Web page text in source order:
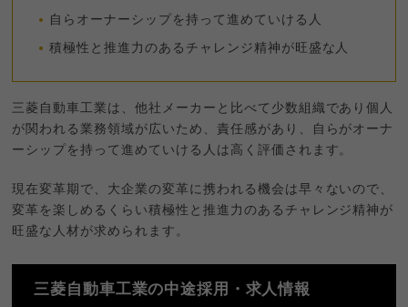
自らオーナーシップを持って進めていける人
積極性と推進力のあるチャレンジ精神が旺盛な人
三菱自動車工業は、他社メーカーと比べて少数組織であり個人
が関われる業務領域が広いため、責任感があり、自らがオーナ
ーシップを持って進めていける人は高く評価されます。
現在変革期で、大企業の変革に携われる機会は早々ないので、
変革を楽しめるくらい積極性と推進力のあるチャレンジ精神が
旺盛な人材が求められます。
三菱自動車工業の中途採用・求人情報